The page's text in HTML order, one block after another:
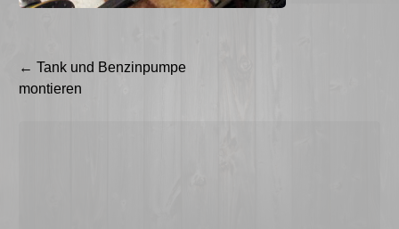
Beitragsnavigation
← Tank und Benzinpumpe
montieren